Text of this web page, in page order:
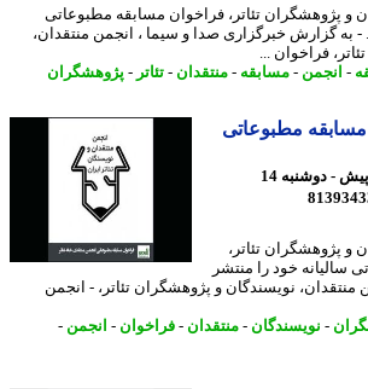
تئاتر، فراخوان مسابقه مطبوعاتی
گزارش خبرگزاری صدا و سیما ، انجمن منتقدان،
فراخوان ...
-مسابقه-منتقدان- تئاتر -پژوهشگران
مطبوعاتی
96 روز پیش - دوشنبه 14
تئاتر،
خود را منتشر
نویسندگان و پژوهشگران تئاتر، - انجمن
- نویسندگان-منتقدان- فراخوان- انجمن-